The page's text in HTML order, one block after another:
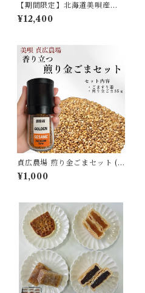
【期間限定】北海道美唄産
【夏】アスパラ「雪蔵美人」
Ｌサイズ3kg（1kg×3箱）
¥12,400
貞広農場 煎り金ごまセット (3
5g+ミル)
¥1,000